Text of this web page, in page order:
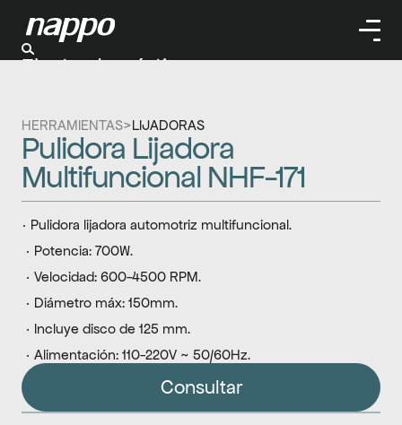
HERRAMIENTAS>LIJADORAS
Pulidora Lijadora
Multifuncional NHF-171
· Pulidora lijadora automotriz multifuncional.
· Potencia: 700W.
· Velocidad: 600-4500 RPM.
· Diámetro máx: 150mm.
· Incluye disco de 125 mm.
· Alimentación: 110-220V ~ 50/60Hz.
Consultar
Electrodomésticos
Limpieza
Herramientas
Climatizaación